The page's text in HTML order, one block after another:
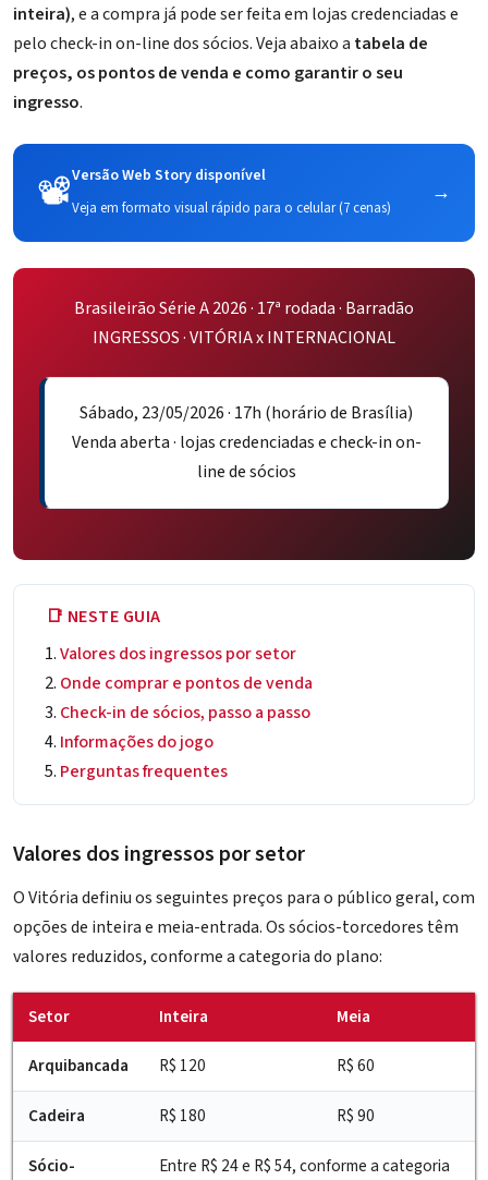
inteira), e a compra já pode ser feita em lojas credenciadas e
pelo check-in on-line dos sócios. Veja abaixo a tabela de
preços, os pontos de venda e como garantir o seu
ingresso.
📽️Versão Web Story disponível
Veja em formato visual rápido para o celular (7 cenas)
→
Brasileirão Série A 2026 · 17ª rodada · Barradão
INGRESSOS · VITÓRIA x INTERNACIONAL
Sábado, 23/05/2026 · 17h (horário de Brasília)
Venda aberta · lojas credenciadas e check-in on-
line de sócios
📑 NESTE GUIA
Valores dos ingressos por setor
Onde comprar e pontos de venda
Check-in de sócios, passo a passo
Informações do jogo
Perguntas frequentes
Valores dos ingressos por setor
O Vitória definiu os seguintes preços para o público geral, com
opções de inteira e meia-entrada. Os sócios-torcedores têm
valores reduzidos, conforme a categoria do plano:
Setor Inteira Meia
Arquibancada R$ 120 R$ 60
Cadeira R$ 180 R$ 90
Sócio-
Entre R$ 24 e R$ 54, conforme a categoria